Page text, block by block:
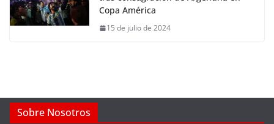
Copa América
15 de julio de 2024
Sobre Nosotros